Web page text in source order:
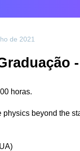
de 2021
horas.
beyond the